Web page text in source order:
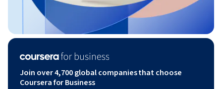
Join over 4,700 global companies that choose
Coursera for Business